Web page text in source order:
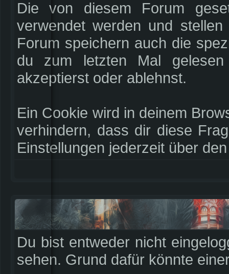
Die von diesem Forum
verwendet werden und
Forum speichern auch die
du zum letzten Mal
akzeptierst oder ablehnst.
Ein Cookie wird in deinem
verhindern, dass dir diese
Einstellungen jederzeit über
Du bist entweder nicht
sehen. Grund dafür könnte